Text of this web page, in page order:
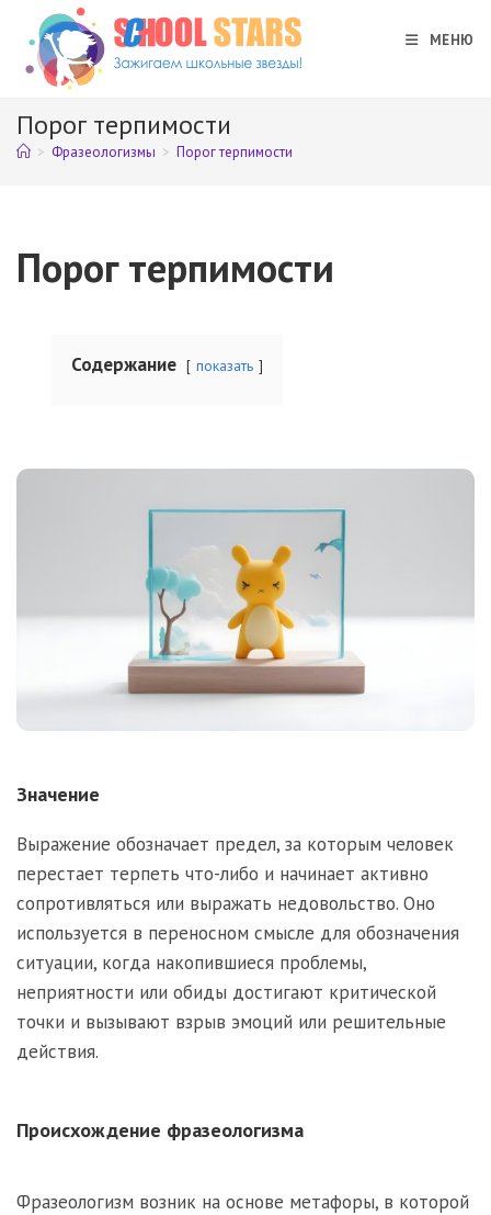
Перейти
содержимому
МЕНЮ
Порог терпимости
> Фразеологизмы > Порог терпимости
Порог терпимости
Содержание показать
Значение
Выражение обозначает предел, за которым человек
перестает терпеть что-либо и начинает активно
сопротивляться или выражать недовольство. Оно
используется в переносном смысле для обозначения
ситуации, когда накопившиеся проблемы,
неприятности или обиды достигают критической
точки и вызывают взрыв эмоций или решительные
действия.
Происхождение фразеологизма
Фразеологизм возник на основе метафоры, в которой